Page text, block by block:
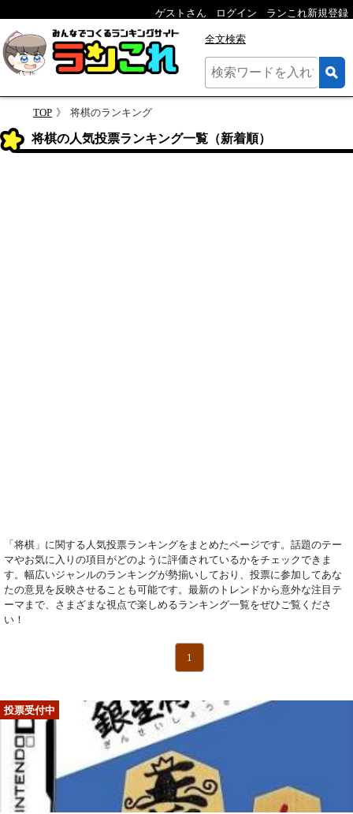
ゲストさん ログイン ランこれ新規登録
全文検索
TOP 将棋のランキング
将棋の人気投票ランキング一覧（新着順）
「将棋」に関する人気投票ランキングをまとめたページです。話題のテー
マやお気に入りの項目がどのように評価されているかをチェックできま
す。幅広いジャンルのランキングが勢揃いしており、投票に参加してあな
たの意見を反映させることも可能です。最新のトレンドから意外な注目テ
ーマまで、さまざまな視点で楽しめるランキング一覧をぜひご覧くださ
い！
1